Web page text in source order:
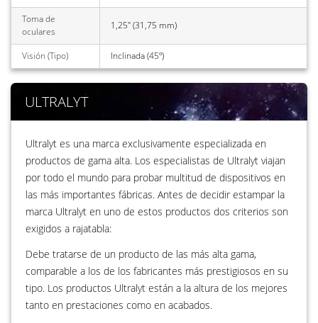
Toma de
oculares
1,25" (31,75 mm)
Visión (Tipo) Inclinada (45º)
ULTRALYT
Ultralyt es una marca exclusivamente especializada en
productos de gama alta. Los especialistas de Ultralyt viajan
por todo el mundo para probar multitud de dispositivos en
las más importantes fábricas. Antes de decidir estampar la
marca Ultralyt en uno de estos productos dos criterios son
exigidos a rajatabla:
Debe tratarse de un producto de las más alta gama,
comparable a los de los fabricantes más prestigiosos en su
tipo. Los productos Ultralyt están a la altura de los mejores
tanto en prestaciones como en acabados.